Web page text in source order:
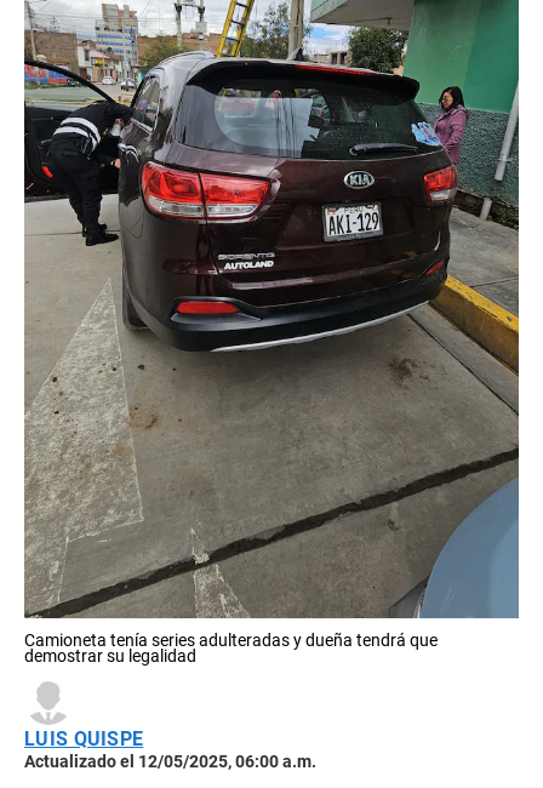
Camioneta tenía series adulteradas y dueña tendrá que
demostrar su legalidad
LUIS QUISPE
Actualizado el 12/05/2025, 06:00 a.m.